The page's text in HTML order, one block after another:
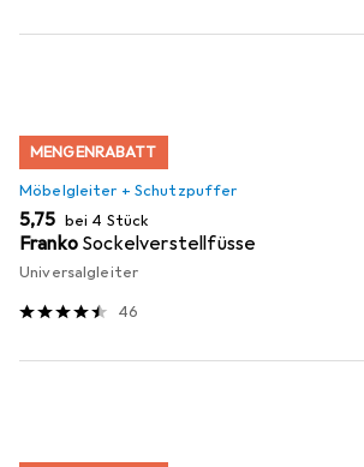
MENGENRABATT
Möbelgleiter + Schutzpuffer
EUR
5,75 bei 4 Stück
Franko Sockelverstellfüsse
Universalgleiter
46